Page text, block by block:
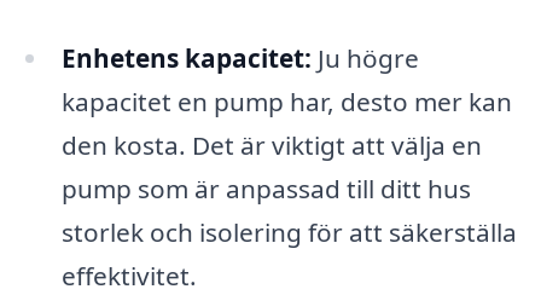
Enhetens kapacitet: Ju högre
kapacitet en pump har, desto mer kan
den kosta. Det är viktigt att välja en
pump som är anpassad till ditt hus
storlek och isolering för att säkerställa
effektivitet.